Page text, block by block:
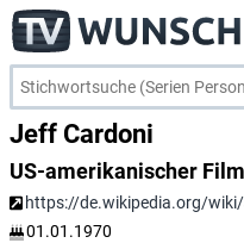
Jeff Cardoni
US-amerikanischer
https://de.wikipedia.org/
01.01.1970